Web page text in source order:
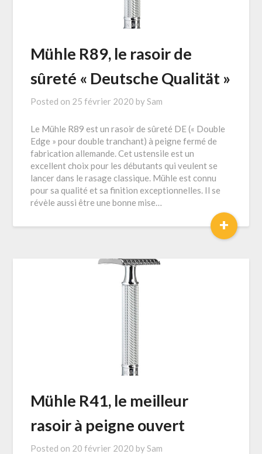
Mühle R89, le rasoir de
sûreté « Deutsche Qualität »
Posted on 25 février 2020 bySam
Le Mühle R89 est un rasoir de sûreté DE (« Double
Edge » pour double tranchant) à peigne fermé de
fabrication allemande. Cet ustensile est un
excellent choix pour les débutants qui veulent se
lancer dans le rasage classique. Mühle est connu
pour sa qualité et sa finition exceptionnelles. Il se
révèle aussi être une bonne mise…
+
Mühle R41, le meilleur
rasoir à peigne ouvert
Posted on 20 février 2020 bySam